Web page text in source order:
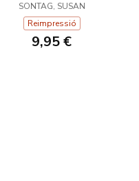
SONTAG, SUSAN
Reimpressió
9,95 €